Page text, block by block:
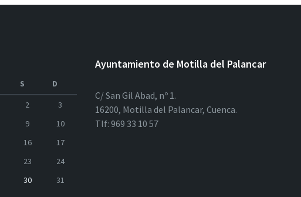
S
D
2
3
9
10
16
17
23
24
30 31
Ayuntamiento de Motilla del Palancar
C/ San Gil Abad, nº 1.
16200, Motilla del Palancar, Cuenca.
Tlf: 969 33 10 57